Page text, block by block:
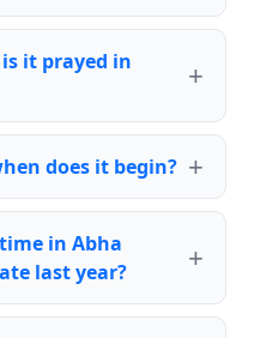
it prayed in
does it begin?
in Abha
last year?